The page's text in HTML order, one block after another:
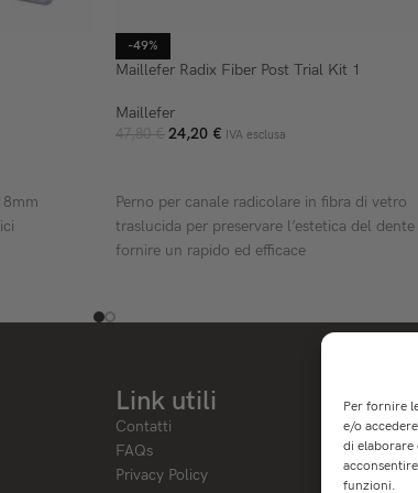
Per fornire
e/o
di elaborare
funzioni.
-49%
Maillefer Radix Fiber Post Trial Kit 1
Maillefer
47,80€ 24,20 € IVA esclusa
Perno per canale radicolare in fibra di vetro
traslucida per preservare l’estetica del dente
fornire un rapido ed efficace
Link utili
Contatti
FAQs
Privacy Policy